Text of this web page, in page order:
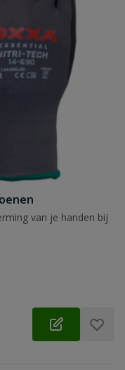
van je handen bij